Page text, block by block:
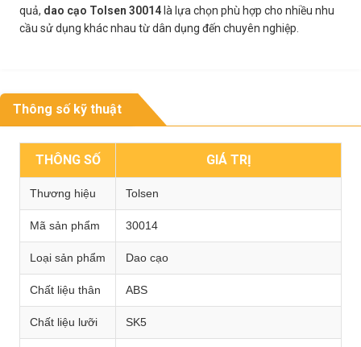
quả, dao cạo Tolsen 30014 là lựa chọn phù hợp cho nhiều nhu
cầu sử dụng khác nhau từ dân dụng đến chuyên nghiệp.
Thông số kỹ thuật
THÔNG SỐ GIÁ TRỊ
Thương hiệu Tolsen
Mã sản phẩm 30014
Loại sản phẩm Dao cạo
Chất liệu thân ABS
Chất liệu lưỡi SK5